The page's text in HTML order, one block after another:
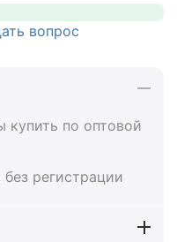
вопрос
купить по оптовой
без регистрации